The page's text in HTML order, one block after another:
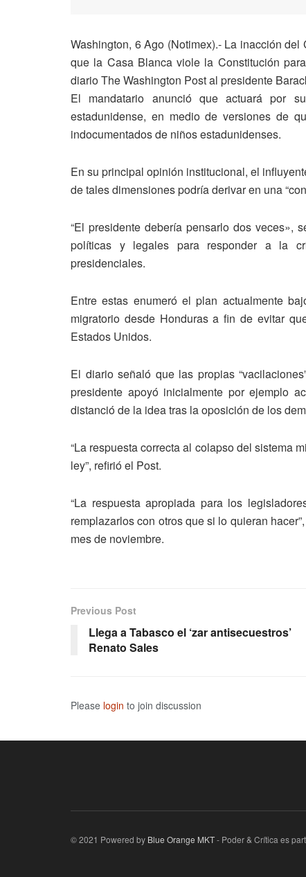
Washington, 6 Ago (Notimex).- La inacción
que la Casa Blanca viole la Constitución
diario The Washington Post al presidente
El mandatario anunció que actuará por
estadunidense, en medio de versiones de
indocumentados de niños estadunidenses.
En su principal opinión institucional, el
de tales dimensiones podría derivar en una
“El presidente debería pensarlo dos veces»,
políticas y legales para responder a la
presidenciales.
Entre estas enumeró el plan actualmente
migratorio desde Honduras a fin de evitar
Estados Unidos.
El diario señaló que las propias
presidente apoyó inicialmente por ejemplo
distanció de la idea tras la oposición de los
“La respuesta correcta al colapso del sistema
ley”, refirió el Post.
“La respuesta apropiada para los
remplazarlos con otros que si lo quieran
mes de noviembre.
Previous Post
Llega a Tabasco el ‘zar antisecuestros’
Renato Sales
Please login to join discussion
© 2021 Powered by Blue Orange MKT- Poder & Crítica es